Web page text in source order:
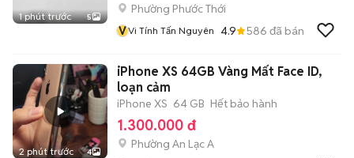
1 phút trước 5
Phường Phước Thới
VVi Tính Tấn Nguyên 4.9 586 đã bán
2 phút trước 4
iPhone XS 64GB Vàng Mất Face ID,
loạn cảm
iPhone XS 64 GB Hết bảo hành
1.300.000 đ
Phường An Lạc A